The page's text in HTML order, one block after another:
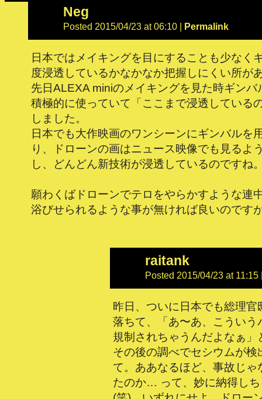
Neg
Posted 2015/04/23 at 06:10 | Permalink
日本ではメイキングを目にすることも少なく
度浸透しているかなかなか把握しにくい所が
先日ALEXA miniのメイキングを見た時ギンバ
積極的に使っていて「ここまで浸透している
しました。
日本でも大作映画のワンシーンにギンバルを
り、ドローンの画はニュース映像でも見るよ
し、どんどん新技術が浸透しているのですね
願わくばドローンでテロをやらかすような連
浴びせられるような事が無ければ良いのです
raitank
Posted 2015/04/23 at 11:15
昨日、ついに日本でも総理官
落ちて、「あ〜あ、こういう
規制されちゃうんだよなぁ」
その後の調べでセシウムが検
て。ああなるほど、事故じゃ
たのか… って、妙に納得し